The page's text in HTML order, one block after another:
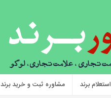
استعلام برند مشاوره ثبت و خرید برند